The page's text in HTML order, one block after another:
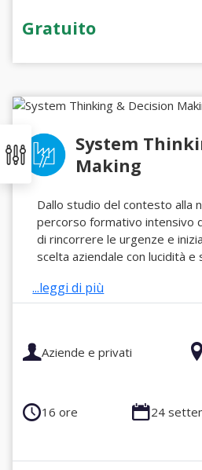
Gratuito
System
Making
Dallo studio del contesto alla
percorso formativo intensivo
di rincorrere le urgenze e
scelta aziendale con lucidità
...leggi di più
Aziende e privati
16 ore 24